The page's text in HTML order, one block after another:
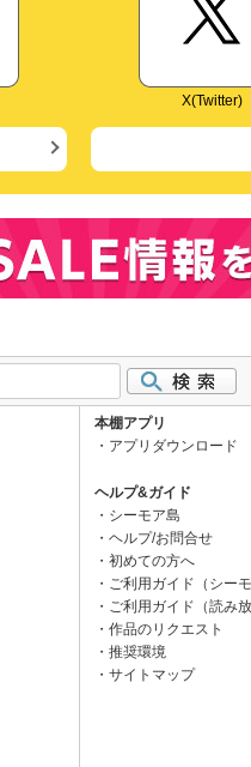
X(Twitter)
本棚アプリ
アプリダウンロード
ヘルプ&ガイド
シーモア島
ヘルプ/お問合せ
初めての方へ
ご利用ガイド（シーモ
ご利用ガイド（読み放
作品のリクエスト
推奨環境
サイトマップ